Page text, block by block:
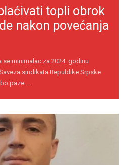
topli obrok
nakon povećanja
se minimalac za 2024. godinu
sindikata Republike Srpske
paze ...